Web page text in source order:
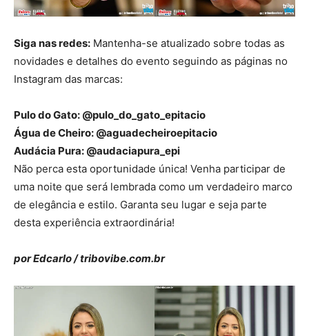
Siga nas redes: Mantenha-se atualizado sobre todas as
novidades e detalhes do evento seguindo as páginas no
Instagram das marcas:
Pulo do Gato: @pulo_do_gato_epitacio
Água de Cheiro: @aguadecheiroepitacio
Audácia Pura: @audaciapura_epi
Não perca esta oportunidade única! Venha participar de
uma noite que será lembrada como um verdadeiro marco
de elegância e estilo. Garanta seu lugar e seja parte
desta experiência extraordinária!
por Edcarlo / tribovibe.com.br